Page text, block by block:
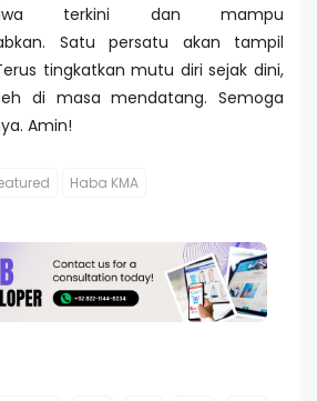
terkini dan mampu
Satu persatu akan tampil
tingkatkan mutu diri sejak dini,
di masa mendatang. Semoga
Amin!
Haba KMA